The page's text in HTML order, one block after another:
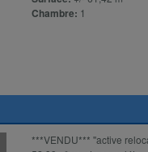
Chambre: 1
***VENDU*** ''active